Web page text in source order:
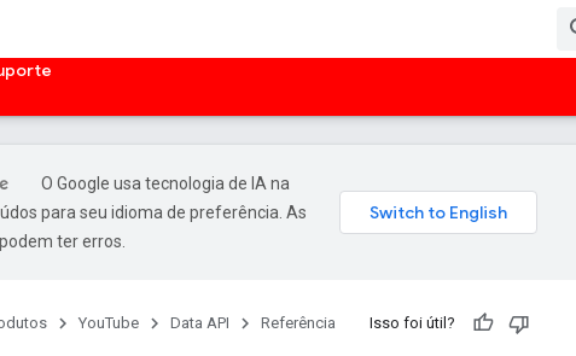
O Google usa tecnologia de IA na
para seu idioma de preferência. As
ter erros.
YouTube Data API Referência Isso foi útil?